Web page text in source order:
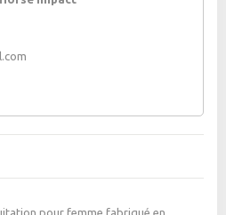
pour femme fabriqué en